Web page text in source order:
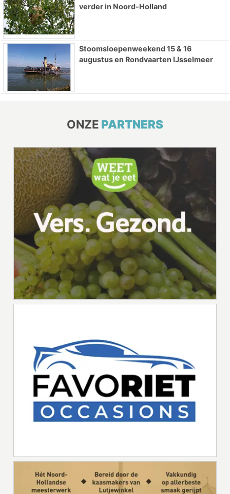
verder in Noord-Holland
Stoomsloepenweekend 15 & 16
augustus en Rondvaarten IJsselmeer
ONZE PARTNERS